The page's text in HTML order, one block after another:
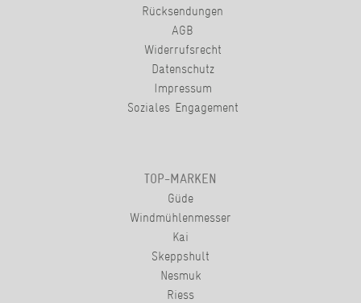
Rücksendungen
AGB
Widerrufsrecht
Datenschutz
Impressum
Soziales Engagement
TOP-MARKEN
Güde
Windmühlenmesser
Kai
Skeppshult
Nesmuk
Riess